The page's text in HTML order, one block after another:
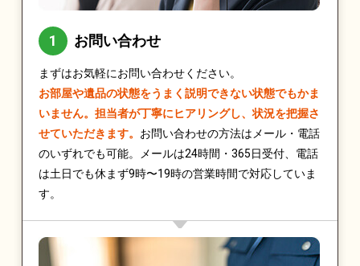
お問い合わせ
まずはお気軽にお問い合わせください。
お部屋や遺品の状態をうまく説明できない状態でもかま
いません。担当者が丁寧にヒアリングし、状況を把握さ
せていただきます。 お問い合わせの方法はメール・電話
のいずれでも可能。メールは24時間・365日受付、電話
は土日でも休まず9時〜19時の営業時間で対応していま
す。